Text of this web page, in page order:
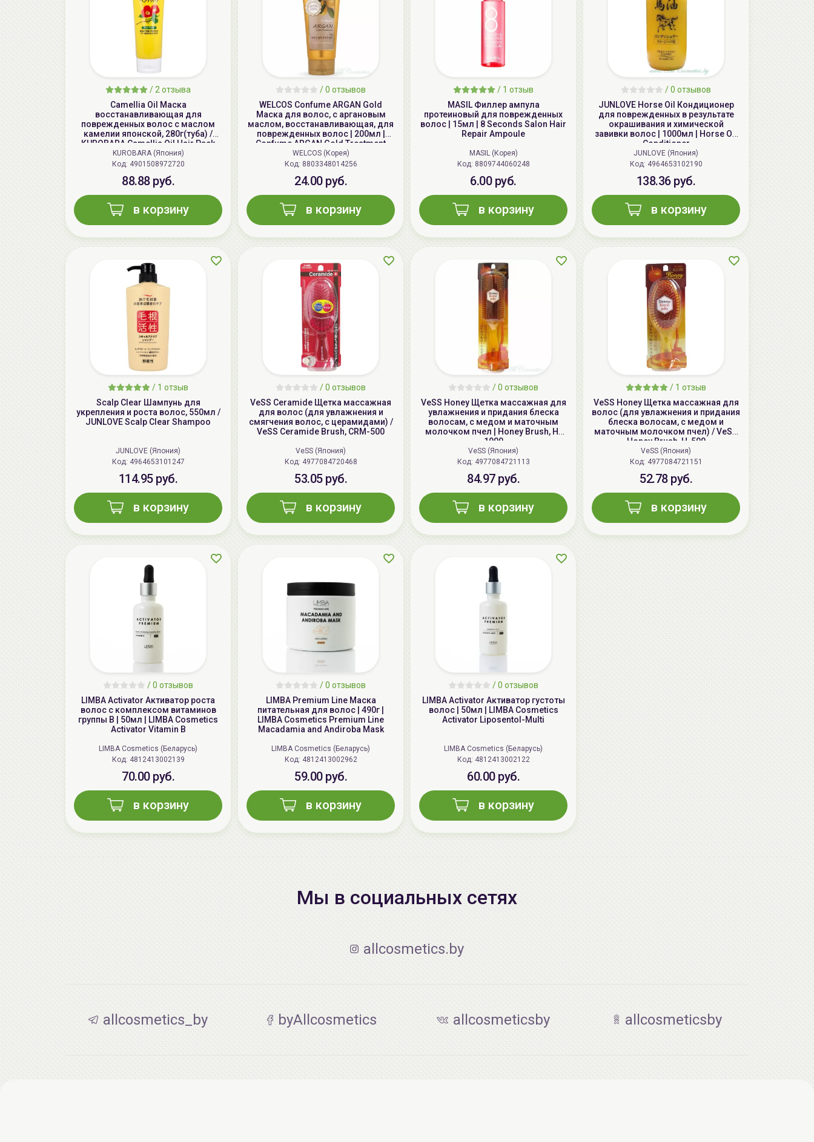
ГЕЛЬТЕК hair Кондиционер для
кудрявых волос, 250мл (туба), GELTEK
-22%
LIMBA Premium Line Маска-
реконструктор для волос | 750мл | LIMBA
Cosmetics Premium Line Reconstruction
-10%
AiliCode Бальзам для волос
увлажняющий, 250мл
19.99 руб. 27.38 руб. -26%
/ 2 отзыва
Camellia Oil Маска
восстанавливающая для
поврежденных волос с маслом
камелии японской, 280г(туба) /
KUROBARA Camellia Oil Hair Pack
KUROBARA (Япония)
Код: 4901508972720
88.88 руб.
в корзину
/0 отзывов
WELCOS Confume ARGAN Gold
Маска для волос, с аргановым
маслом, восстанавливающая, для
поврежденных волос | 200мл |
Confume ARGAN Gold Treatment
WELCOS (Корея)
Код: 8803348014256
24.00 руб.
в корзину
/ 1 отзыв
MASIL Филлер ампула
протеиновый для поврежденных
волос | 15мл | 8 Seconds Salon Hair
Repair Ampoule
MASIL (Корея)
Код: 8809744060248
6.00 руб.
в корзину
/0 отзывов
JUNLOVE Horse Oil Кондиционер
для поврежденных в результате
окрашивания и химической
завивки волос | 1000мл | Horse Oil
Conditioner
JUNLOVE (Япония)
Код: 4964653102190
138.36 руб.
в корзину
/ 1 отзыв
Scalp Clear Шампунь для
укрепления и роста волос, 550мл /
JUNLOVE Scalp Clear Shampoo
JUNLOVE (Япония)
Код: 4964653101247
114.95 руб.
в корзину
/0 отзывов
VeSS Ceramide Щетка массажная
для волос (для увлажнения и
смягчения волос, с церамидами) /
VeSS Ceramide Brush, CRM-500
VeSS (Япония)
Код: 4977084720468
53.05 руб.
в корзину
/0 отзывов
VeSS Honey Щетка массажная для
увлажнения и придания блеска
волосам, с медом и маточным
молочком пчел | Honey Brush, H-
1000
VeSS (Япония)
Код: 4977084721113
84.97 руб.
в корзину
/ 1 отзыв
VeSS Honey Щетка массажная для
волос (для увлажнения и придания
блеска волосам, с медом и
маточным молочком пчел) / VeSS
Honey Brush, H-500
VeSS (Япония)
Код: 4977084721151
52.78 руб.
в корзину
/0 отзывов
LIMBA Activator Активатор роста
волос с комплексом витаминов
группы В | 50мл | LIMBA Cosmetics
Activator Vitamin B
LIMBA Cosmetics (Беларусь)
Код: 4812413002139
70.00 руб.
в корзину
/0 отзывов
LIMBA Premium Line Маска
питательная для волос | 490г |
LIMBA Cosmetics Premium Line
Macadamia and Andiroba Mask
LIMBA Cosmetics (Беларусь)
Код: 4812413002962
59.00 руб.
в корзину
/0 отзывов
LIMBA Activator Активатор густоты
волос | 50мл | LIMBA Cosmetics
Activator Liposentol-Multi
LIMBA Cosmetics (Беларусь)
Код: 4812413002122
60.00 руб.
в корзину
Мы в социальных сетях
allcosmetics.by
allcosmetics_by byAllcosmetics allcosmeticsby allcosmeticsby